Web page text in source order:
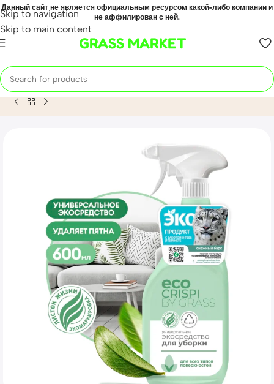
Skip to navigation
Skip to main content
Данный сайт не является официальным ресурсом какой-либо компании и
не аффилирован с ней.
GRASS MARKET
Home Mahsulot CRISPI универсальное экосредство для